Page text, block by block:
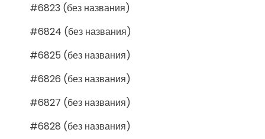
#6823 (без названия)
#6824 (без названия)
#6825 (без названия)
#6826 (без названия)
#6827 (без названия)
#6828 (без названия)